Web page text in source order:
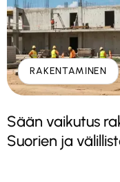
RAKENTAMINEN
Sään vaikutus
Suorien ja